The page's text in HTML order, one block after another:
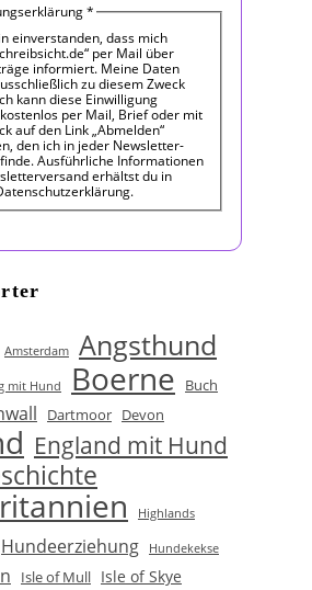
*
einverstanden, dass mich
per Mail über
informiert. Meine Daten
zu diesem Zweck
kann diese Einwilligung
per Mail, Brief oder mit
auf den Link „Abmelden“
den ich in jeder Newsletter-
Ausführliche Informationen
erhältst du in
Amsterdam Angsthund
mit Hund Boerne
Buch
Dartmoor Devon
England mit Hund
Highlands
Hundeerziehung Hundekekse
Isle of Mull Isle of Skye